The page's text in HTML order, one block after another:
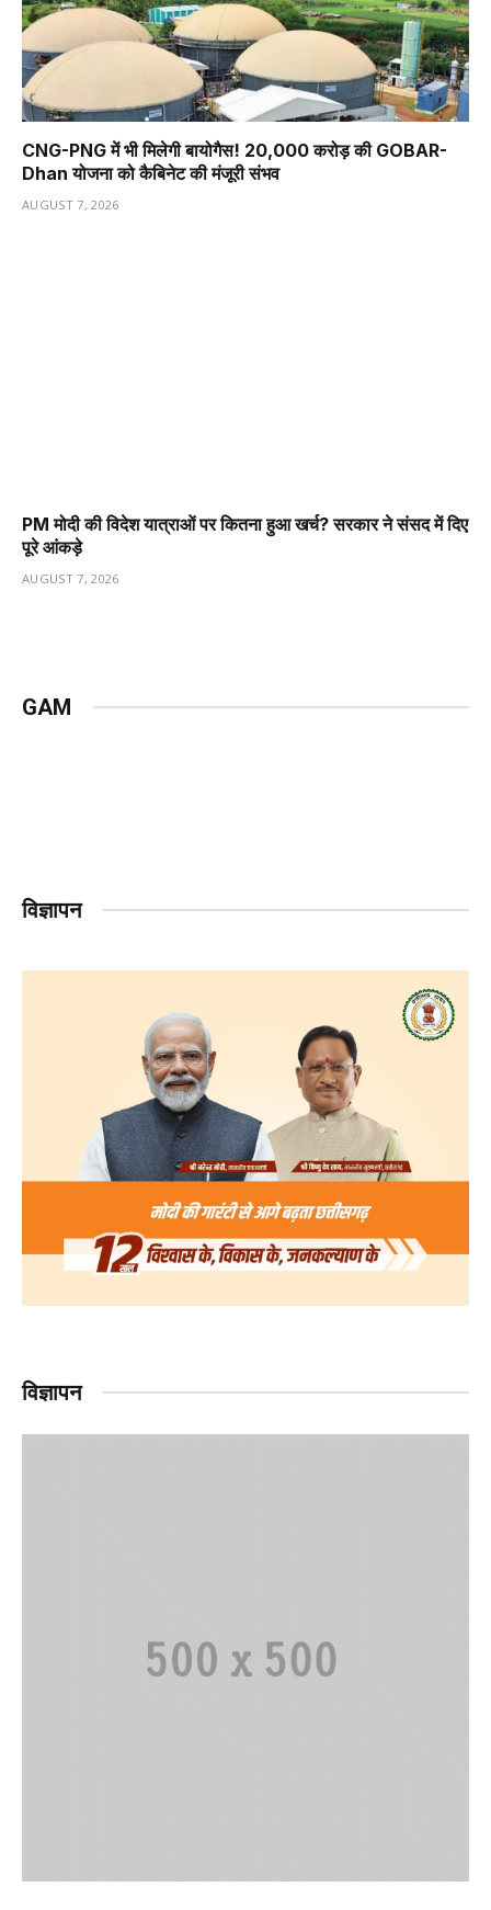
CNG-PNG में भी मिलेगी बायोगैस! ₹20,000 करोड़ की GOBAR-
Dhan योजना को कैबिनेट की मंजूरी संभव
AUGUST 7, 2026
PM मोदी की विदेश यात्राओं पर कितना हुआ खर्च? सरकार ने संसद में दिए
पूरे आंकड़े
AUGUST 7, 2026
GAM
विज्ञापन
विज्ञापन